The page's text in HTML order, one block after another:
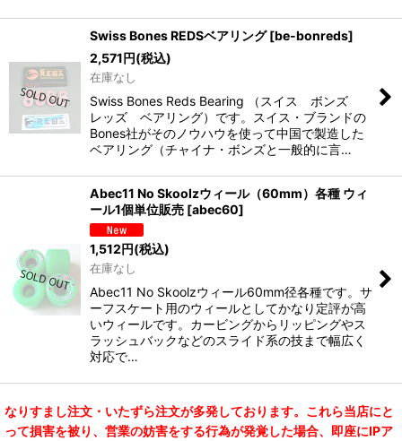
Swiss Bones REDSベアリング [be-bonreds]
2,571円(税込)
在庫なし
Swiss Bones Reds Bearing （スイス ボンズ
レッズ ベアリング）です。スイス・ブランドの
Bones社がそのノウハウを使って中国で製造した
ベアリング（チャイナ・ボンズと一般的に言…
Abec11 No Skoolzウィール（60mm）各種 ウィ
ール1個単位販売 [abec60]
1,512円(税込)
在庫なし
Abec11 No Skoolzウィール60mm径各種です。サ
ーフスケート用のウィールとしてかなり定評が高
いウィールです。カービングからリッピングやス
ラッシュバックなどのスライド系の技まで幅広く
対応で…
なりすまし注文・いたずら注文が多発しております。これら当店にと
って損害を被り、営業の妨害をする行為が発覚した場合、即座にIPア